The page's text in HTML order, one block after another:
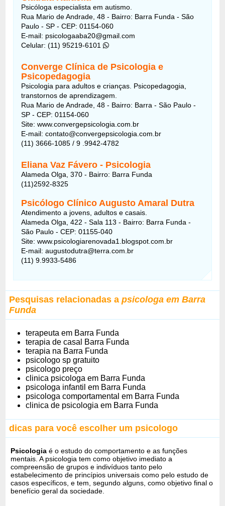
Psicóloga especialista em autismo.
Rua Mario de Andrade, 48 - Bairro: Barra Funda - São
Paulo - SP - CEP: 01154-060
E-mail: psicologaaba20@gmail.com
Celular: (11) 95219-6101
Converge Clínica de Psicologia e
Psicopedagogia
Psicologia para adultos e crianças. Psicopedagogia,
transtornos de aprendizagem.
Rua Mario de Andrade, 48 - Bairro: Barra - São Paulo -
SP - CEP: 01154-060
Site: www.convergepsicologia.com.br
E-mail: contato@convergepsicologia.com.br
(11) 3666-1085 / 9 .9942-4782
Eliana Vaz Fávero - Psicologia
Alameda Olga, 370 - Bairro: Barra Funda
(11)2592-8325
Psicólogo Clínico Augusto Amaral Dutra
Atendimento a jovens, adultos e casais.
Alameda Olga, 422 - Sala 113 - Bairro: Barra Funda -
São Paulo - CEP: 01155-040
Site: www.psicologiarenovada1.blogspot.com.br
E-mail: augustodutra@terra.com.br
(11) 9.9933-5486
Pesquisas relacionadas apsicologa em Barra
Funda
terapeuta em Barra Funda
terapia de casal Barra Funda
terapia na Barra Funda
psicologo sp gratuito
psicologo preço
clinica psicologa em Barra Funda
psicologa infantil em Barra Funda
psicologa comportamental em Barra Funda
clinica de psicologia em Barra Funda
dicas para você escolher um psicologo
Psicologia é o estudo do comportamento e as funções
mentais. A psicologia tem como objetivo imediato a
compreensão de grupos e indivíduos tanto pelo
estabelecimento de princípios universais como pelo estudo de
casos específicos, e tem, segundo alguns, como objetivo final o
benefício geral da sociedade.